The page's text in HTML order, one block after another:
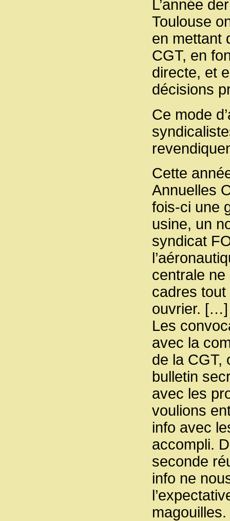
L’année
Toulouse
en mettant
CGT, en
directe, et
décisions
Ce mode
Cette
Annuelles
fois-ci une
usine, un
syndicat
centrale
cadres
ouvrier. […]
Les
avec la
de la CGT,
bulletin
avec les
voulions
info avec
accompli.
seconde
info ne
magouilles.